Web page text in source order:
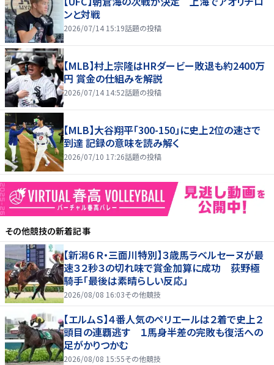
ンと対戦
2026/07/14 15:19話題の投稿
【MLB】村上宗隆はHRダービー敗退も約2400万
円 賞金の仕組みを解説
2026/07/14 14:52話題の投稿
【MLB】大谷翔平「300-150」に史上2位の速さで
到達 記録の意味を読み解く
2026/07/10 17:26話題の投稿
その他競技の新着記事
【新潟６Ｒ・三面川特別】３歳馬ラベルセーヌが最
速３２秒３の切れ味で賞金加算に成功 荻野極
騎手「最後は素晴らしい反応」
2026/08/08 16:03その他競技
【エルムＳ】４番人気のペリエールは２着で史上２
頭目の連覇逃す １馬身半差の完敗も復活への
足がかりつかむ
2026/08/08 15:55その他競技